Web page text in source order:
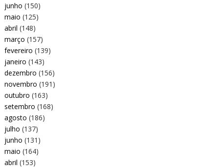
junho (150)
maio (125)
abril (148)
março (157)
fevereiro (139)
janeiro (143)
dezembro (156)
novembro (191)
outubro (163)
setembro (168)
agosto (186)
julho (137)
junho (131)
maio (164)
abril (153)